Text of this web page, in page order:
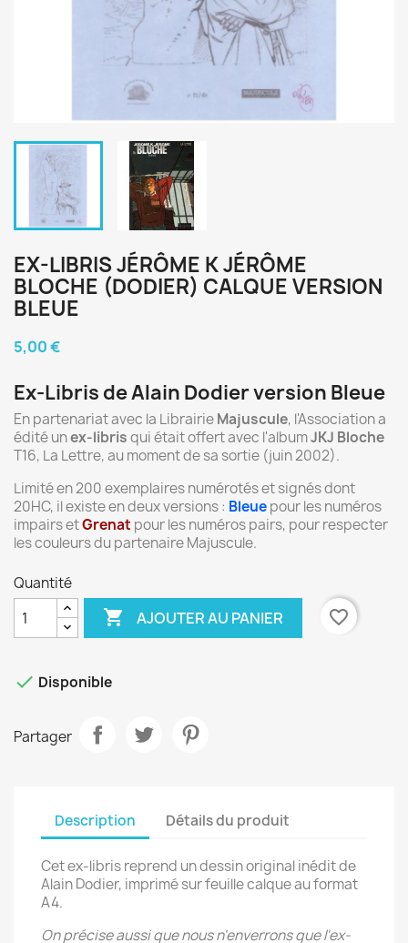
EX-LIBRIS JÉRÔME K JÉRÔME
BLOCHE (DODIER) CALQUE VERSION
BLEUE
5,00 €
Ex-Libris de Alain Dodier version Bleue
En partenariat avec la LibrairieMajuscule, l'Association a
édité unex-librisqui était offert avec l'albumJKJ Bloche
T16, La Lettre, au moment de sa sortie (juin 2002).
Limité en 200 exemplaires numérotés et signés dont
20HC, il existe en deux versions : Bleuepour les numéros
impairs etGrenat pour les numéros pairs, pour respecter
les couleurs du partenaire Majuscule.
Quantité
 AJOUTER AU PANIER favorite_border
 Disponible
Partager
Description Détails du produit
Cet ex-libris reprend un dessin original inédit de
Alain Dodier, imprimé sur feuille calque au format
A4.
On précise aussi que nous n'enverrons que l'ex-